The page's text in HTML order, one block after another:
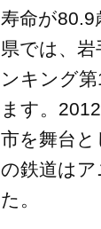
寿命が80.9
県では、
ンキング
ます。
市を舞台
の鉄道は
た。